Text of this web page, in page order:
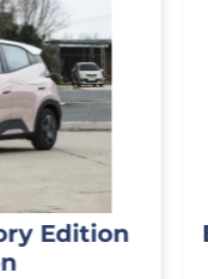
Edition